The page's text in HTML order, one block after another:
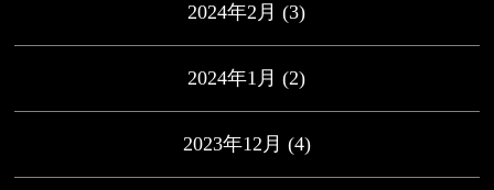
2024年2月 (3)
2024年1月 (2)
2023年12月 (4)